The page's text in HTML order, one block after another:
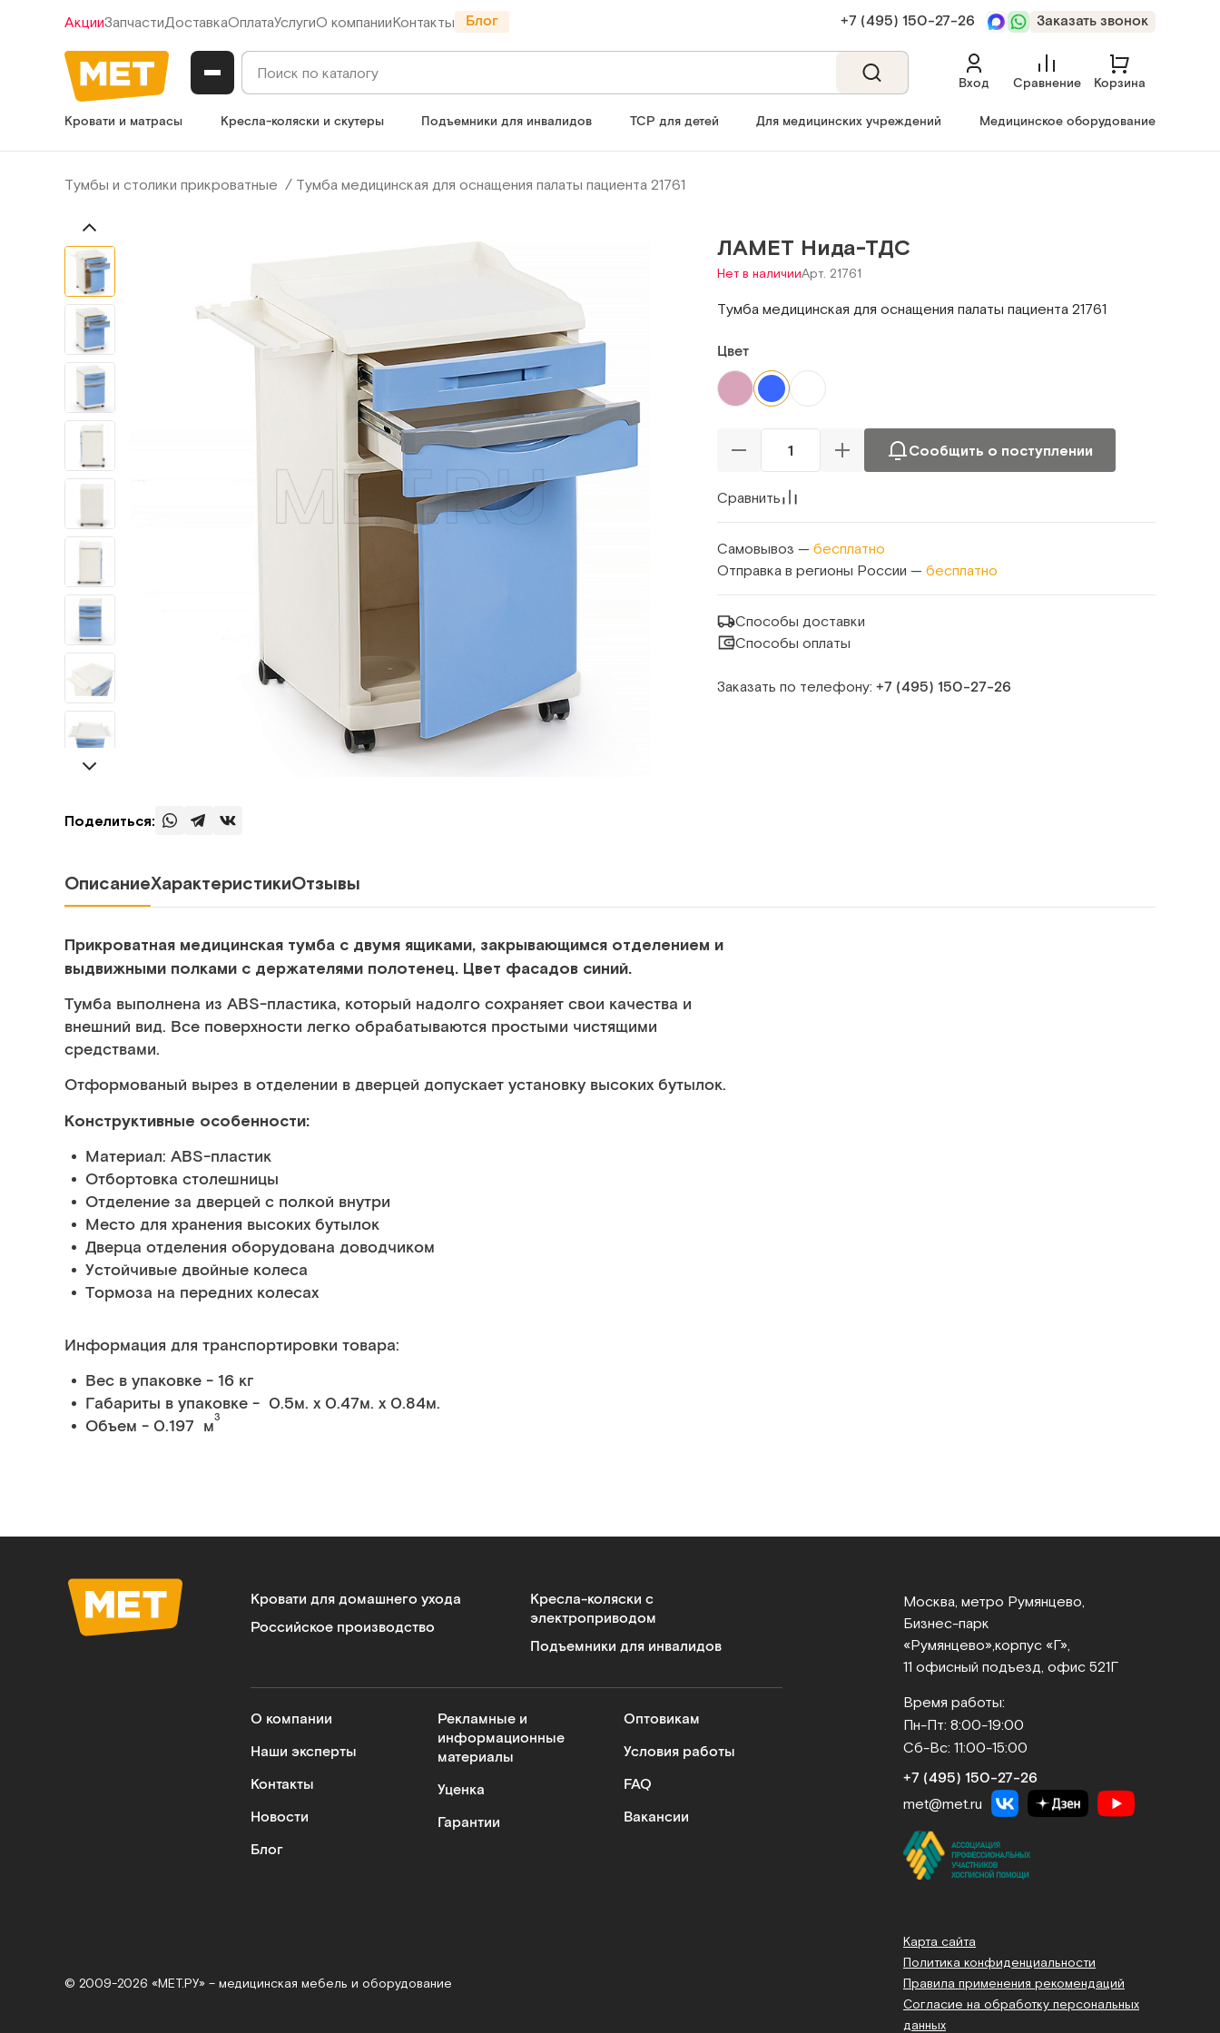
АкцииЗапчастиДоставкаОплатаУслугиО компанииКонтакты Блог +7 (495) 150‑27‑26 Заказать звонок
Вход Сравнение Корзина
Кровати и матрасы Кресла-коляски и скутеры Подъемники для инвалидов ТСР для детей Для медицинских учреждений Медицинское оборудование
Тумбы и столики прикроватные Тумба медицинская для оснащения палаты пациента 21761
Поделиться:
ЛАМЕТ Нида-ТДС
Нет в наличииАрт. 21761
Тумба медицинская для оснащения палаты пациента 21761
Цвет
Сообщить о поступлении
Сравнить
Самовывоз — бесплатно
Отправка в регионы России — бесплатно
Способы доставки
Способы оплаты
Заказать по телефону: +7 (495) 150‑27‑26
ОписаниеХарактеристикиОтзывы
Прикроватная медицинская тумба с двумя ящиками, закрывающимся отделением и
выдвижными полками с держателями полотенец. Цвет фасадов синий.
Тумба выполнена из ABS-пластика, который надолго сохраняет свои качества и
внешний вид. Все поверхности легко обрабатываются простыми чистящими
средствами.
Отформованый вырез в отделении в дверцей допускает установку высоких бутылок.
Конструктивные особенности:
Материал: ABS-пластик
Отбортовка столешницы
Отделение за дверцей с полкой внутри
Место для хранения высоких бутылок
Дверца отделения оборудована доводчиком
Устойчивые двойные колеса
Тормоза на передних колесах
Информация для транспортировки товара:
Вес в упаковке - 16 кг
Габариты в упаковке - 0.5м. x 0.47м. x 0.84м.
Объем - 0.197 м3
Кровати для домашнего ухода
Российское производство
Кресла-коляски с
электроприводом
Подъемники для инвалидов
О компании
Наши эксперты
Контакты
Новости
Блог
Рекламные и
информационные
материалы
Уценка
Гарантии
Оптовикам
Условия работы
FAQ
Вакансии
Москва, метро Румянцево,
Бизнес‑парк
«Румянцево», корпус «Г»,
11 офисный подъезд, офис 521Г
Время работы:
Пн-Пт: 8:00-19:00
Сб-Вс: 11:00-15:00
+7 (495) 150‑27‑26
met@met.ru
© 2009-2026 «МЕТ.РУ» – медицинская мебель и оборудование
Карта сайта
Политика конфиденциальности
Правила применения рекомендаций
Согласие на обработку персональных
данных